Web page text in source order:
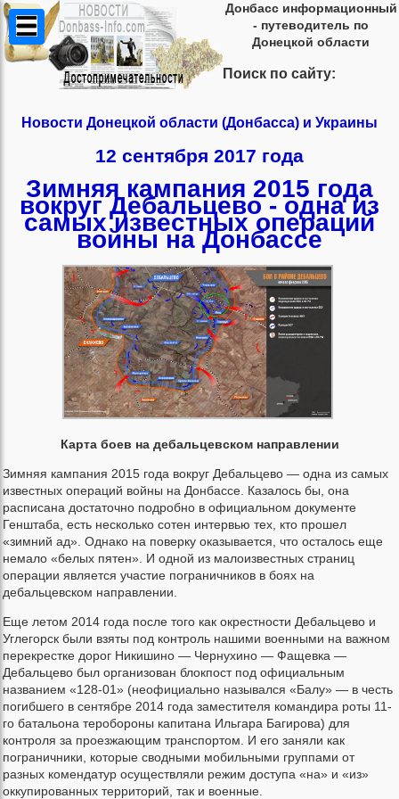
Донбасс информационный
- путеводитель по
Донецкой области
Поиск по сайту:
Новости Донецкой области (Донбасса) и Украины
12 сентября 2017 года
Зимняя кампания 2015 года
вокруг Дебальцево - одна из
самых известных операций
войны на Донбассе
Карта боев на дебальцевском направлении
Зимняя кампания 2015 года вокруг Дебальцево — одна из самых
известных операций войны на Донбассе. Казалось бы, она
расписана достаточно подробно в официальном документе
Генштаба, есть несколько сотен интервью тех, кто прошел
«зимний ад». Однако на поверку оказывается, что осталось еще
немало «белых пятен». И одной из малоизвестных страниц
операции является участие пограничников в боях на
дебальцевском направлении.
Еще летом 2014 года после того как окрестности Дебальцево и
Углегорск были взяты под контроль нашими военными на важном
перекрестке дорог Никишино — Чернухино — Фащевка —
Дебальцево был организован блокпост под официальным
названием «128-01» (неофициально назывался «Балу» — в честь
погибшего в сентябре 2014 года заместителя командира роты 11-
го батальона теробороны капитана Ильгара Багирова) для
контроля за проезжающим транспортом. И его заняли как
пограничники, которые сводными мобильными группами от
разных комендатур осуществляли режим доступа «на» и «из»
оккупированных территорий, так и военные.